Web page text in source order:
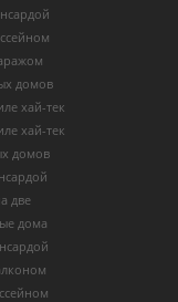
домов
хай-тек
хай-тек
домов
две
дома